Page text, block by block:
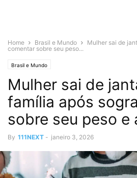
Home Brasil e Mundo
Mulher sai de
comentar sobre seu peso...
Brasil e Mundo
Mulher sai de
família após
sobre seu peso e
By 111NEXT - janeiro 3, 2026